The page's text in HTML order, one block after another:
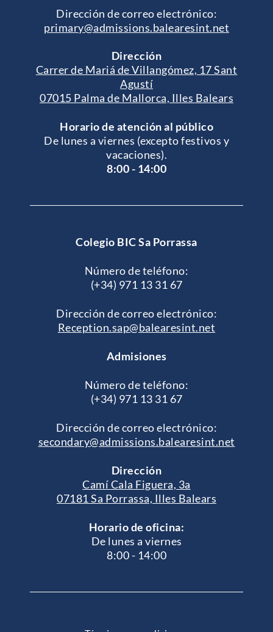
Dirección de correo electrónico:
primary@admissions.balearesint.net
Dirección
Carrer de Mariá de Villangómez, 17 Sant
Agustí
07015 Palma de Mallorca, Illes Balears
Horario de atención al público
De lunes a viernes (excepto festivos y
vacaciones).
8:00 - 14:00
Colegio BIC Sa Porrassa
Número de teléfono:
(+34) 971 13 31 67
Dirección de correo electrónico:
Reception.sap@balearesint.net
Admisiones
Número de teléfono:
(+34) 971 13 31 67
Dirección de correo electrónico:
secondary@admissions.balearesint.net
Dirección
Camí Cala Figuera, 3a
07181 Sa Porrassa, Illes Balears
Horario de oficina:
De lunes a viernes
8:00 - 14:00